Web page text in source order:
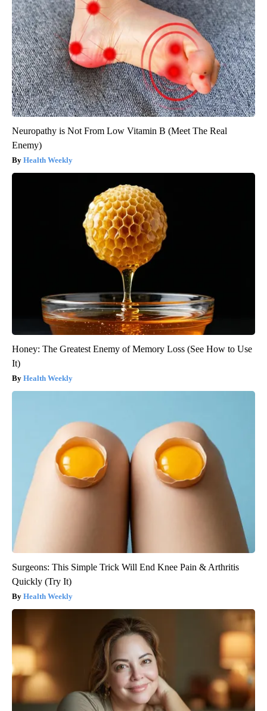
Neuropathy is Not From Low Vitamin B (Meet The Real
Enemy)
Health Weekly
Honey: The Greatest Enemy of Memory Loss (See How to Use
It)
Health Weekly
Surgeons: This Simple Trick Will End Knee Pain & Arthritis
Quickly (Try It)
Health Weekly